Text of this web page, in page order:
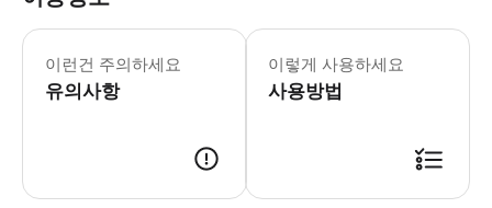
이런건 주의하세요
유의사항
이렇게 사용하세요
사용방법